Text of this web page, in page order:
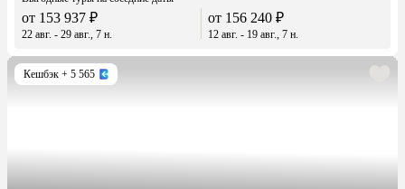
от 153 937 ₽
22 авг. - 29 авг., 7 н.
от 156 240 ₽
12 авг. - 19 авг., 7 н.
Кешбэк + 5 565